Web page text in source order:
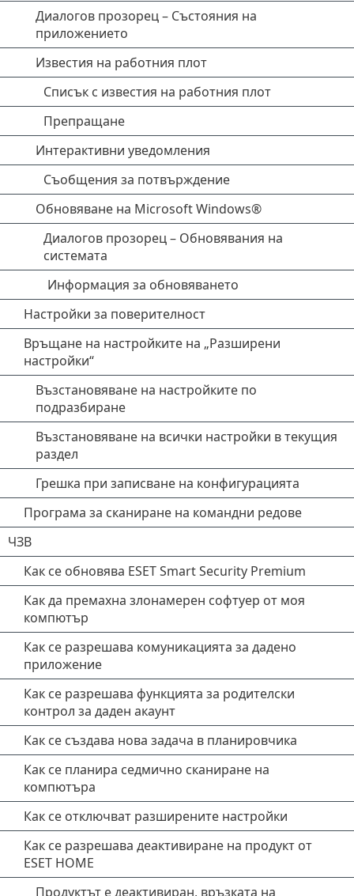
Диалогов прозорец – Състояния на
приложението
Известия на работния плот
Списък с известия на работния плот
Препращане
Интерактивни уведомления
Съобщения за потвърждение
Обновяване на Microsoft Windows®
Диалогов прозорец – Обновявания на
системата
Информация за обновяването
Настройки за поверителност
Връщане на настройките на „Разширени
настройки“
Възстановяване на настройките по
подразбиране
Възстановяване на всички настройки в текущия
раздел
Грешка при записване на конфигурацията
Програма за сканиране на командни редове
ЧЗВ
Как се обновява ESET Smart Security Premium
Как да премахна злонамерен софтуер от моя
компютър
Как се разрешава комуникацията за дадено
приложение
Как се разрешава функцията за родителски
контрол за даден акаунт
Как се създава нова задача в планировчика
Как се планира седмично сканиране на
компютъра
Как се отключват разширените настройки
Как се разрешава деактивиране на продукт от
ESET HOME
Продуктът е деактивиран, връзката на